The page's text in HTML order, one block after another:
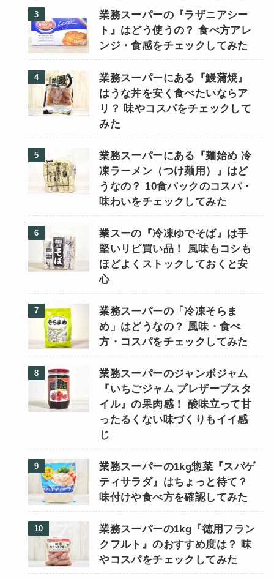
業務スーパーの『ラザニアシー
ト』はどう使うの？ 食べ方アレ
ンジ・食感をチェックしてみた
業務スーパーにある『鰻蒲焼』
はうな丼を安く食べたいならア
リ？ 味やコスパをチェックして
みた
業務スーパーにある『麺始め 冷
凍ラーメン（つけ麺用）』はど
うなの？ 10食パックのコスパ・
味わいをチェックしてみた
業スーの『冷凍ゆでそば』は手
堅いリピ買い品！ 風味もコシも
ほどよくストックしておくと安
心
業務スーパーの「冷凍そらま
め」はどうなの？ 風味・食べ
方・コスパをチェックしてみた
業務スーパーのジャンボジャム
『いちごジャム プレザーブスタ
イル』の果肉感！ 酸味立って甘
ったるくない味づくりもイイ感
じ
業務スーパーの1kg惣菜『スパゲ
ティサラダ』はちょっと待て？
味付けや食べ方を確認してみた
業務スーパーの1kg『徳用フラン
クフルト』のおすすめ度は？ 味
やコスパをチェックしてみた